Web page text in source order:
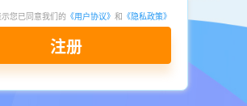
出需要持续跟进的客户以及成交意向较高的
五下班前就把下个星期要拜访的客户都约好
您已同意我们的 《用户协议》 和 《隐私政策》
注册